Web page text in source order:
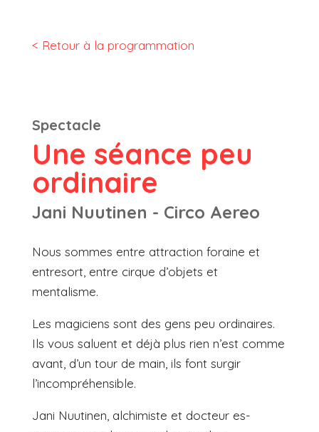
< Retour à la programmation
Spectacle
Une séance peu
ordinaire
Jani Nuutinen - Circo Aereo
Nous sommes entre attraction foraine et
entresort, entre cirque d’objets et
mentalisme.
Les magiciens sont des gens peu ordinaires.
Ils vous saluent et déjà plus rien n’est comme
avant, d’un tour de main, ils font surgir
l’incompréhensible.
Jani Nuutinen, alchimiste et docteur es-